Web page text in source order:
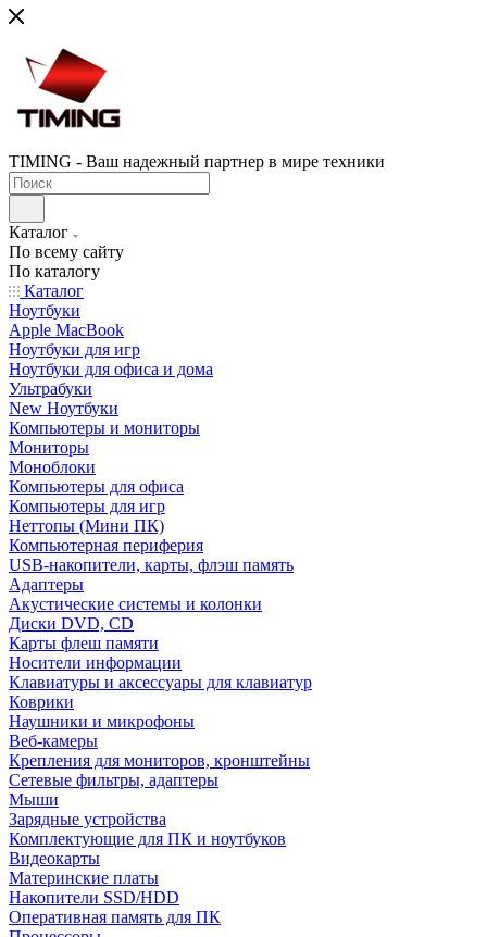
TIMING - Ваш надежный партнер в мире техники
Каталог
По всему сайту
По каталогу
Каталог
Ноутбуки
Apple MacBook
Ноутбуки для игр
Ноутбуки для офиса и дома
Ультрабуки
New Ноутбуки
Компьютеры и мониторы
Мониторы
Моноблоки
Компьютеры для офиса
Компьютеры для игр
Неттопы (Мини ПК)
Компьютерная периферия
USB-накопители, карты, флэш память
Адаптеры
Акустические системы и колонки
Диски DVD, CD
Карты флеш памяти
Носители информации
Клавиатуры и аксессуары для клавиатур
Коврики
Наушники и микрофоны
Веб-камеры
Крепления для мониторов, кронштейны
Сетевые фильтры, адаптеры
Мыши
Зарядные устройства
Комплектующие для ПК и ноутбуков
Видеокарты
Материнские платы
Накопители SSD/HDD
Оперативная память для ПК